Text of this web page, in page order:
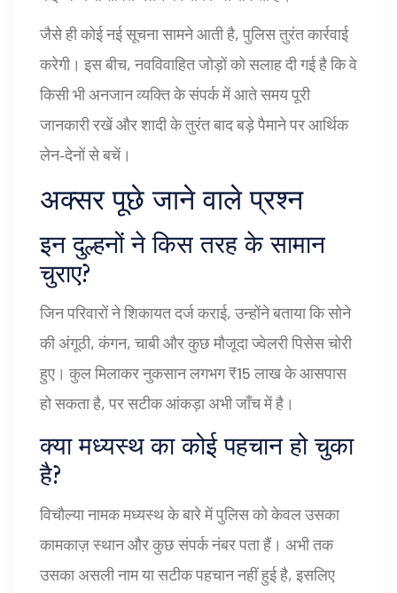
जैसे ही कोई नई सूचना सामने आती है, पुलिस तुरंत कार्रवाई
करेगी। इस बीच, नवविवाहित जोड़ों को सलाह दी गई है कि वे
किसी भी अनजान व्यक्ति के संपर्क में आते समय पूरी
जानकारी रखें और शादी के तुरंत बाद बड़े पैमाने पर आर्थिक
लेन‑देनों से बचें।
अक्सर पूछे जाने वाले प्रश्न
इन दुल्हनों ने किस तरह के सामान
चुराए?
जिन परिवारों ने शिकायत दर्ज कराई, उन्होंने बताया कि सोने
की अंगूठी, कंगन, चाबी और कुछ मौजूदा ज्वेलरी पिसेस चोरी
हुए। कुल मिलाकर नुकसान लगभग ₹15 लाख के आसपास
हो सकता है, पर सटीक आंकड़ा अभी जाँच में है।
क्या मध्यस्थ का कोई पहचान हो चुका
है?
विचौल्या नामक मध्यस्थ के बारे में पुलिस को केवल उसका
कामकाज़ स्थान और कुछ संपर्क नंबर पता हैं। अभी तक
उसका असली नाम या सटीक पहचान नहीं हुई है, इसलिए